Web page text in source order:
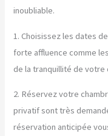
inoubliable.
1. Choisissez les dates
forte affluence comme
de la tranquillité de votre
2. Réservez votre
privatif sont très
réservation anticipée